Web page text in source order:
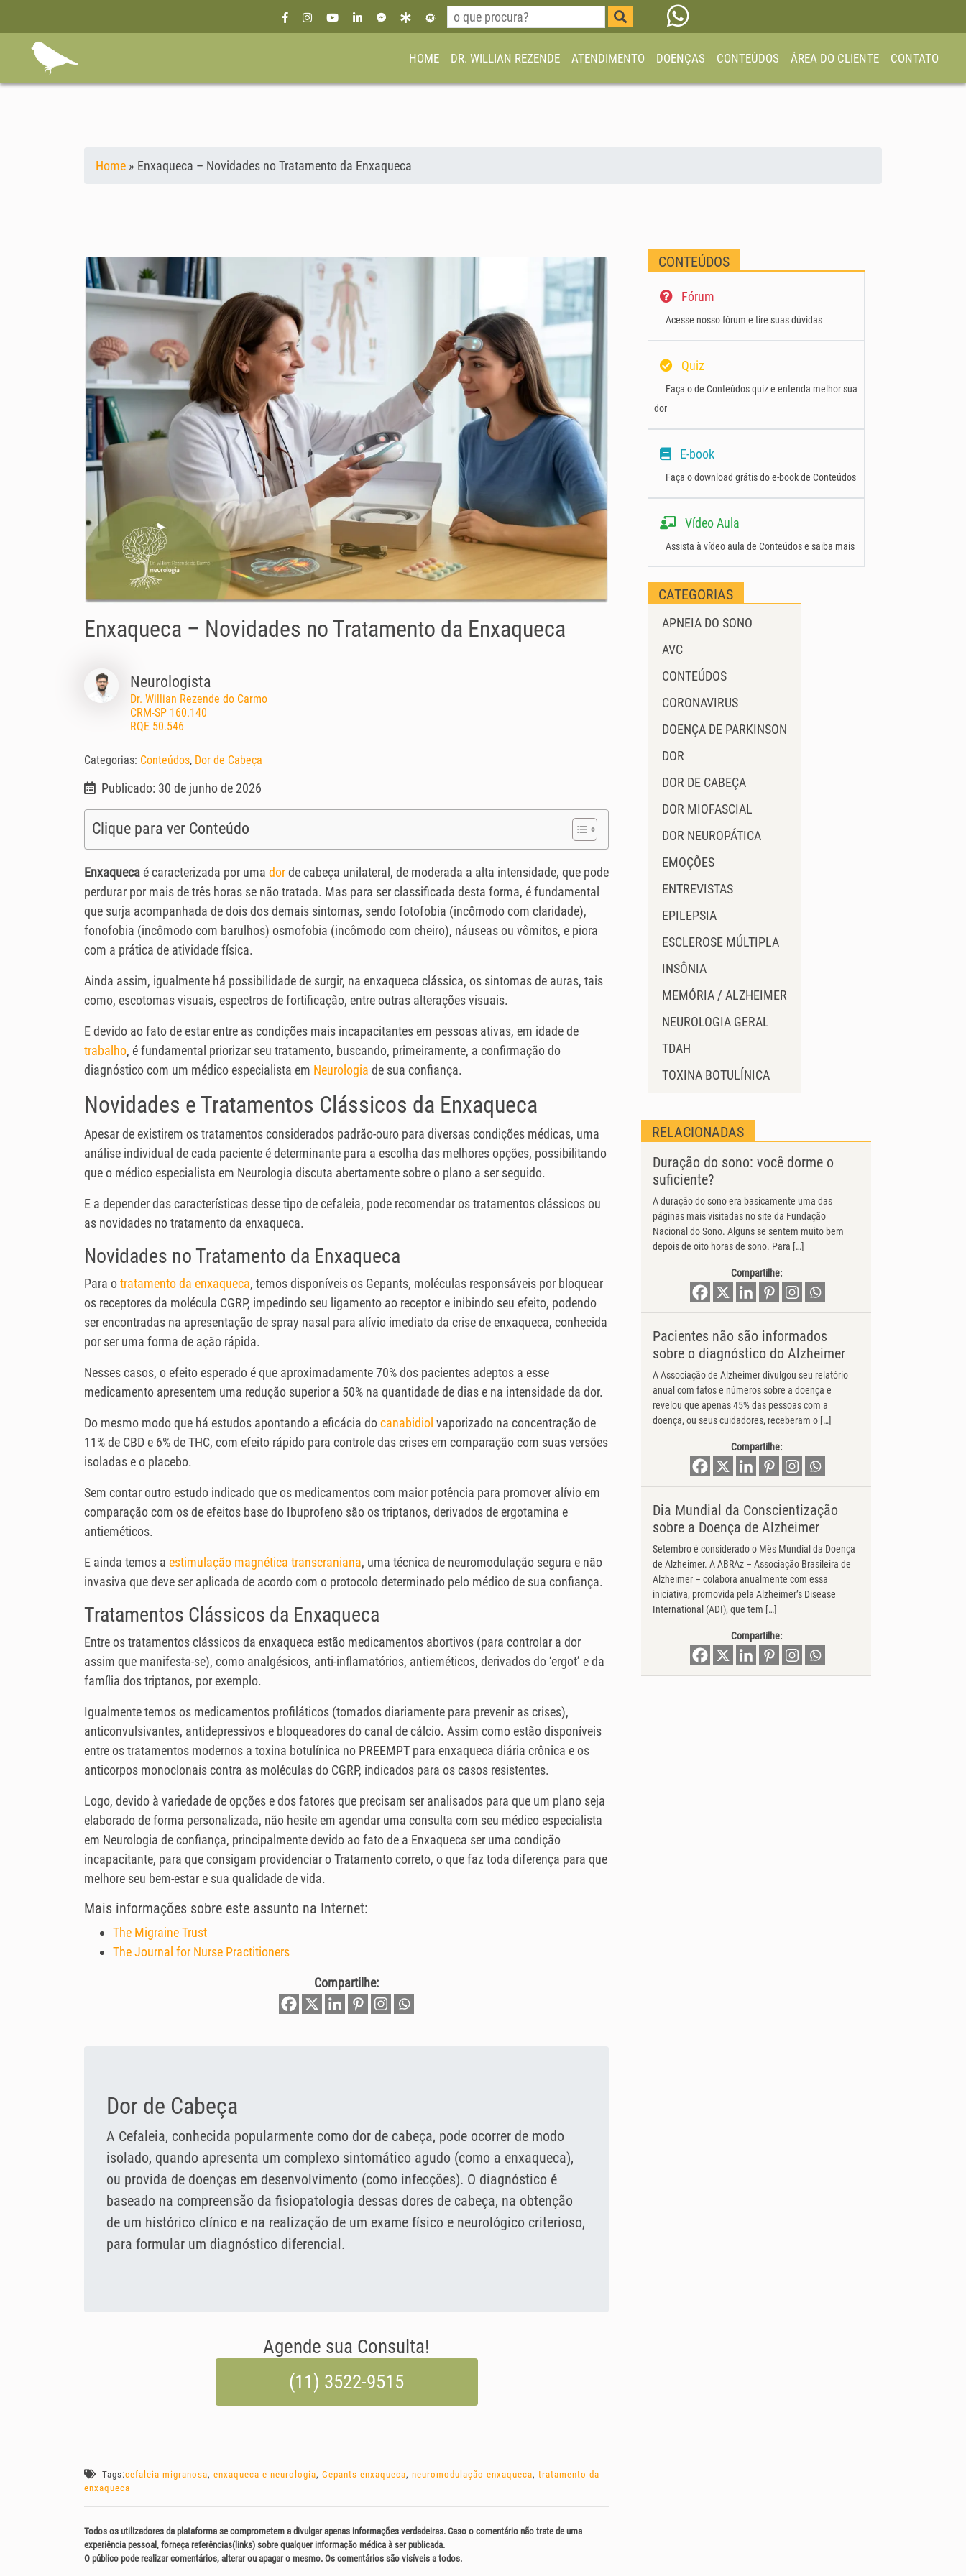
HOME DR. WILLIAN REZENDE ATENDIMENTO DOENÇAS CONTEÚDOS ÁREA DO CLIENTE CONTATO
Home » Enxaqueca – Novidades no Tratamento da Enxaqueca
Enxaqueca – Novidades no Tratamento da Enxaqueca
Neurologista
Dr. Willian Rezende do Carmo
CRM-SP 160.140
RQE 50.546
Categorias: Conteúdos, Dor de Cabeça
Publicado: 30 de junho de 2026
Clique para ver Conteúdo
Enxaqueca é caracterizada por uma dorde cabeça unilateral, de moderada a alta intensidade, que pode
perdurar por mais de três horas se não tratada. Mas para ser classificada desta forma, é fundamental
que surja acompanhada de dois dos demais sintomas, sendo fotofobia (incômodo com claridade),
fonofobia (incômodo com barulhos) osmofobia (incômodo com cheiro), náuseas ou vômitos, e piora
com a prática de atividade física.
Ainda assim, igualmente há possibilidade de surgir, na enxaqueca clássica, os sintomas de auras, tais
como, escotomas visuais, espectros de fortificação, entre outras alterações visuais.
E devido ao fato de estar entre as condições mais incapacitantes em pessoas ativas, em idade de
trabalho, é fundamental priorizar seu tratamento, buscando, primeiramente, a confirmação do
diagnóstico com um médico especialista em Neurologia de sua confiança.
Novidades e Tratamentos Clássicos da Enxaqueca
Apesar de existirem os tratamentos considerados padrão-ouro para diversas condições médicas, uma
análise individual de cada paciente é determinante para a escolha das melhores opções, possibilitando
que o médico especialista em Neurologia discuta abertamente sobre o plano a ser seguido.
E a depender das características desse tipo de cefaleia, pode recomendar os tratamentos clássicos ou
as novidades no tratamento da enxaqueca.
Novidades no Tratamento da Enxaqueca
Para otratamento da enxaqueca, temos disponíveis os Gepants, moléculas responsáveis por bloquear
os receptores da molécula CGRP, impedindo seu ligamento ao receptor e inibindo seu efeito, podendo
ser encontradas na apresentação de spray nasal para alívio imediato da crise de enxaqueca, conhecida
por ser uma forma de ação rápida.
Nesses casos, o efeito esperado é que aproximadamente 70% dos pacientes adeptos a esse
medicamento apresentem uma redução superior a 50% na quantidade de dias e na intensidade da dor.
Do mesmo modo que há estudos apontando a eficácia docanabidiol vaporizado na concentração de
11% de CBD e 6% de THC, com efeito rápido para controle das crises em comparação com suas versões
isoladas e o placebo.
Sem contar outro estudo indicado que os medicamentos com maior potência para promover alívio em
comparação com os de efeitos base do Ibuprofeno são os triptanos, derivados de ergotamina e
antieméticos.
E ainda temos a estimulação magnética transcraniana, uma técnica de neuromodulação segura e não
invasiva que deve ser aplicada de acordo com o protocolo determinado pelo médico de sua confiança.
Tratamentos Clássicos da Enxaqueca
Entre os tratamentos clássicos da enxaqueca estão medicamentos abortivos (para controlar a dor
assim que manifesta-se), como analgésicos, anti-inflamatórios, antieméticos, derivados do ‘ergot’ e da
família dos triptanos, por exemplo.
Igualmente temos os medicamentos profiláticos (tomados diariamente para prevenir as crises),
anticonvulsivantes, antidepressivos e bloqueadores do canal de cálcio. Assim como estão disponíveis
entre os tratamentos modernos a toxina botulínica no PREEMPT para enxaqueca diária crônica e os
anticorpos monoclonais contra as moléculas do CGRP, indicados para os casos resistentes.
Logo, devido à variedade de opções e dos fatores que precisam ser analisados para que um plano seja
elaborado de forma personalizada, não hesite em agendar uma consulta com seu médico especialista
em Neurologia de confiança, principalmente devido ao fato de a Enxaqueca ser uma condição
incapacitante, para que consigam providenciar o Tratamento correto, o que faz toda diferença para que
melhore seu bem-estar e sua qualidade de vida.
Mais informações sobre este assunto na Internet:
The Migraine Trust
The Journal for Nurse Practitioners
Compartilhe:
Dor de Cabeça
A Cefaleia, conhecida popularmente como dor de cabeça, pode ocorrer de modo
isolado, quando apresenta um complexo sintomático agudo (como a enxaqueca),
ou provida de doenças em desenvolvimento (como infecções). O diagnóstico é
baseado na compreensão da fisiopatologia dessas dores de cabeça, na obtenção
de um histórico clínico e na realização de um exame físico e neurológico criterioso,
para formular um diagnóstico diferencial.
Agende sua Consulta!
(11) 3522-9515
Tags:cefaleia migranosa, enxaqueca e neurologia, Gepants enxaqueca, neuromodulação enxaqueca, tratamento da
enxaqueca
Todos os utilizadores da plataforma se comprometem a divulgar apenas informações verdadeiras. Caso o comentário não trate de uma
experiência pessoal, forneça referências(links) sobre qualquer informação médica à ser publicada.
O público pode realizar comentários, alterar ou apagar o mesmo. Os comentários são visíveis a todos.
CONTEÚDOS
Fórum
Acesse nosso fórum e tire suas dúvidas
Quiz
Faça o de Conteúdos quiz e entenda melhor sua
dor
E-book
Faça o download grátis do e-book de Conteúdos
Vídeo Aula
Assista à vídeo aula de Conteúdos e saiba mais
CATEGORIAS
APNEIA DO SONO
AVC
CONTEÚDOS
CORONAVIRUS
DOENÇA DE PARKINSON
DOR
DOR DE CABEÇA
DOR MIOFASCIAL
DOR NEUROPÁTICA
EMOÇÕES
ENTREVISTAS
EPILEPSIA
ESCLEROSE MÚLTIPLA
INSÔNIA
MEMÓRIA / ALZHEIMER
NEUROLOGIA GERAL
TDAH
TOXINA BOTULÍNICA
RELACIONADAS
Duração do sono: você dorme o
suficiente?
A duração do sono era basicamente uma das
páginas mais visitadas no site da Fundação
Nacional do Sono. Alguns se sentem muito bem
depois de oito horas de sono. Para […]
Compartilhe:
Pacientes não são informados
sobre o diagnóstico do Alzheimer
A Associação de Alzheimer divulgou seu relatório
anual com fatos e números sobre a doença e
revelou que apenas 45% das pessoas com a
doença, ou seus cuidadores, receberam o […]
Compartilhe:
Dia Mundial da Conscientização
sobre a Doença de Alzheimer
Setembro é considerado o Mês Mundial da Doença
de Alzheimer. A ABRAz – Associação Brasileira de
Alzheimer – colabora anualmente com essa
iniciativa, promovida pela Alzheimer’s Disease
International (ADI), que tem […]
Compartilhe: